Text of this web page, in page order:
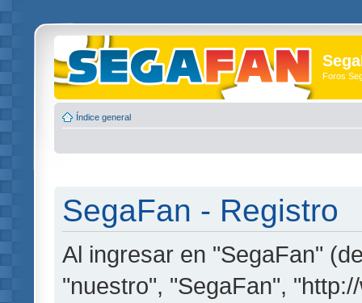
Foros
Índice general
SegaFan - Registro
Al ingresar en "SegaFan"
"nuestro", "SegaFan",